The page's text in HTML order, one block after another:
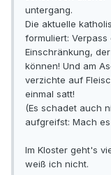
untergang.
Die aktuelle
formuliert:
Einschränkung,
können! Und am
verzichte auf
einmal satt!
(Es schadet auch
aufgreifst: Mach
Im Kloster geht's
weiß ich nicht.